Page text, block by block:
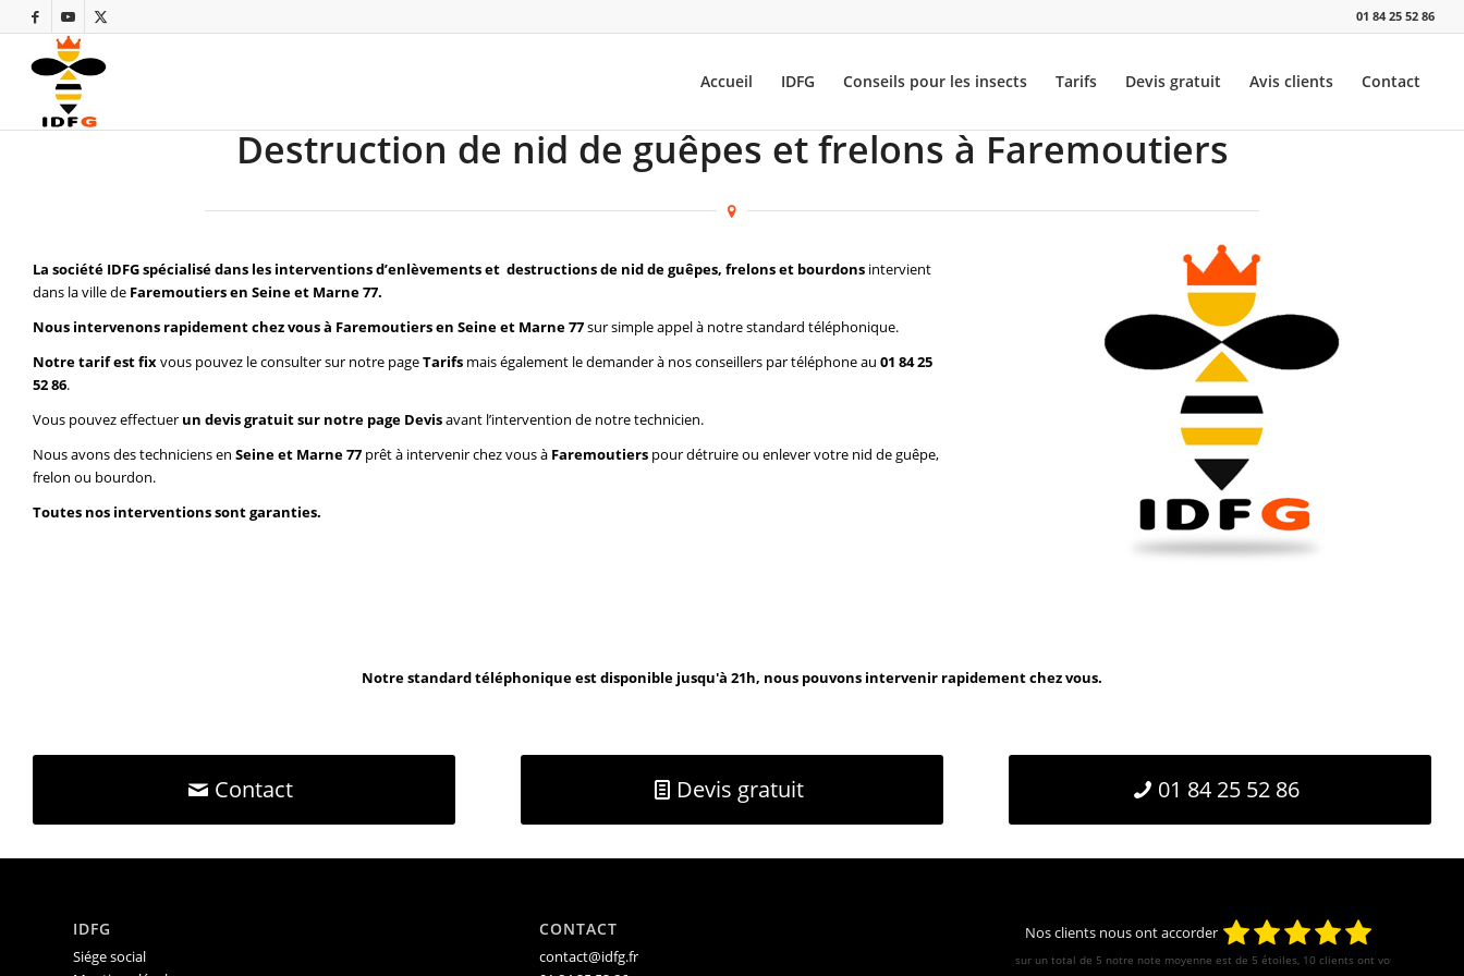
01 84 25 52 86
Accueil IDFG Conseils pour les insects Tarifs Devis gratuit Avis clients Contact
Destruction de nid de guêpes et frelons à Faremoutiers
La société IDFG spécialisé dans les interventions d’enlèvements et destructions de nid de guêpes, frelons et bourdons intervient
dans la ville de Faremoutiers en Seine et Marne 77.
Nous intervenons rapidement chez vous à Faremoutiers en Seine et Marne 77sur simple appel à notre standard téléphonique.
Notre tarif est fixvous pouvez le consulter sur notre pageTarifs mais également le demander à nos conseillers par téléphone au 01 84 25
52 86.
Vous pouvez effectuer un devis gratuit sur notre page Devisavant l’intervention de notre technicien.
Nous avons des techniciens en Seine et Marne 77 prêt à intervenir chez vous à Faremoutiers pour détruire ou enlever votre nid de guêpe,
frelon ou bourdon.
Toutes nos interventions sont garanties.
Notre standard téléphonique est disponible jusqu'à 21h, nous pouvons intervenir rapidement chez vous.
Contact Devis gratuit 01 84 25 52 86
IDFG
Siége social
CONTACT
contact@idfg.fr
Nos clients nous ont accorder
sur un total de 5 notre note moyenne est de 5 étoiles, 10 clients ont votés